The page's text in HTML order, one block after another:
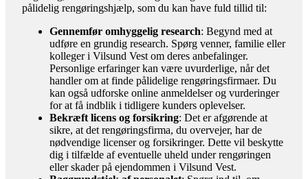
pålidelig rengøringshjælp, som du kan have fuld tillid til:
Gennemfør omhyggelig research: Begynd med at
udføre en grundig research. Spørg venner, familie eller
kolleger i Vilsund Vest om deres anbefalinger.
Personlige erfaringer kan være uvurderlige, når det
handler om at finde pålidelige rengøringsfirmaer. Du
kan også udforske online anmeldelser og vurderinger
for at få indblik i tidligere kunders oplevelser.
Bekræft licens og forsikring: Det er afgørende at
sikre, at det rengøringsfirma, du overvejer, har de
nødvendige licenser og forsikringer. Dette vil beskytte
dig i tilfælde af eventuelle uheld under rengøringen
eller skader på ejendommen i Vilsund Vest.